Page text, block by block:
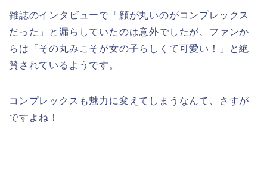
雑誌のインタビューで「顔が丸いのがコンプレックス
だった」と漏らしていたのは意外でしたが、ファンか
らは「その丸みこそが女の子らしくて可愛い！」と絶
賛されているようです。
コンプレックスも魅力に変えてしまうなんて、さすが
ですよね！